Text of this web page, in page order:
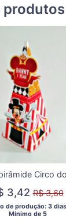
3,42R$ 3,60
de produção: 3 dias
  Mínimo de 5